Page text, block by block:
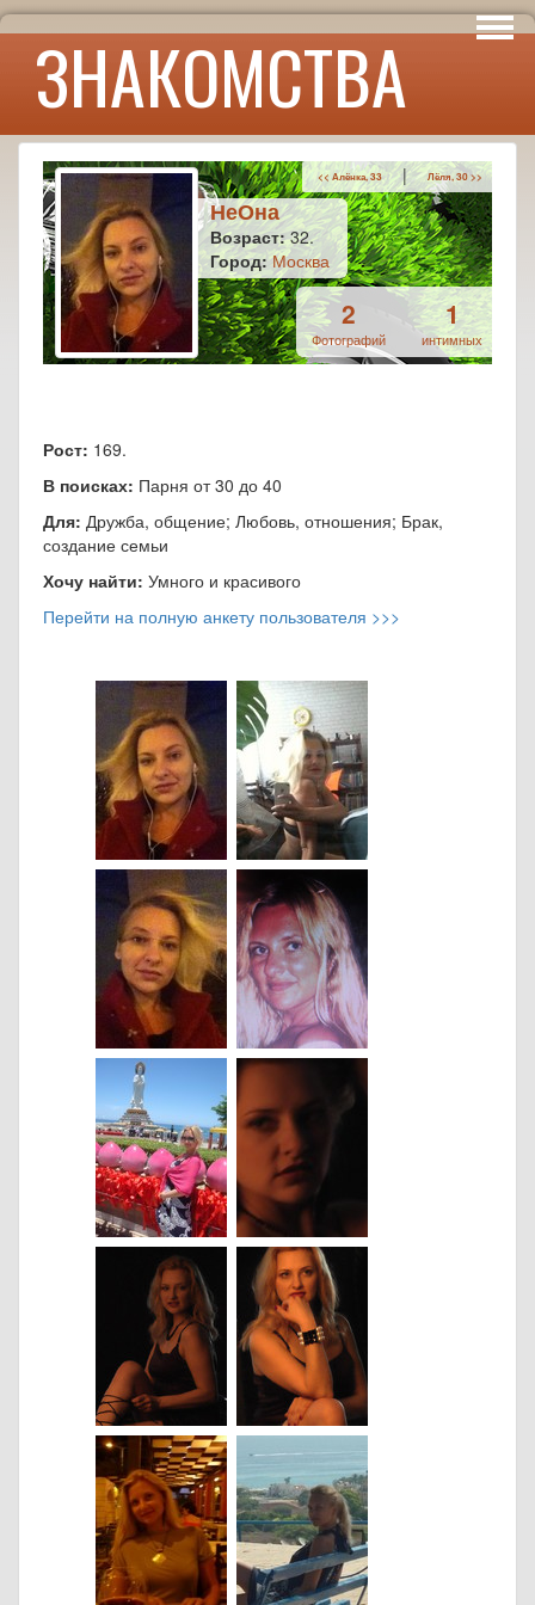
ЗНАКОМСТВА
Интересы
Юмор
НеОна
Возраст:32.
Город: Москва
<< Алёнка, 33 | Лёля, 30 >>
2
Фотографий
1
интимных
Рост: 169.
В поисках: Парня от 30 до 40
Для: Дружба, общение; Любовь, отношения; Брак,
создание семьи
Хочу найти: Умного и красивого
Перейти на полную анкету пользователя >>>